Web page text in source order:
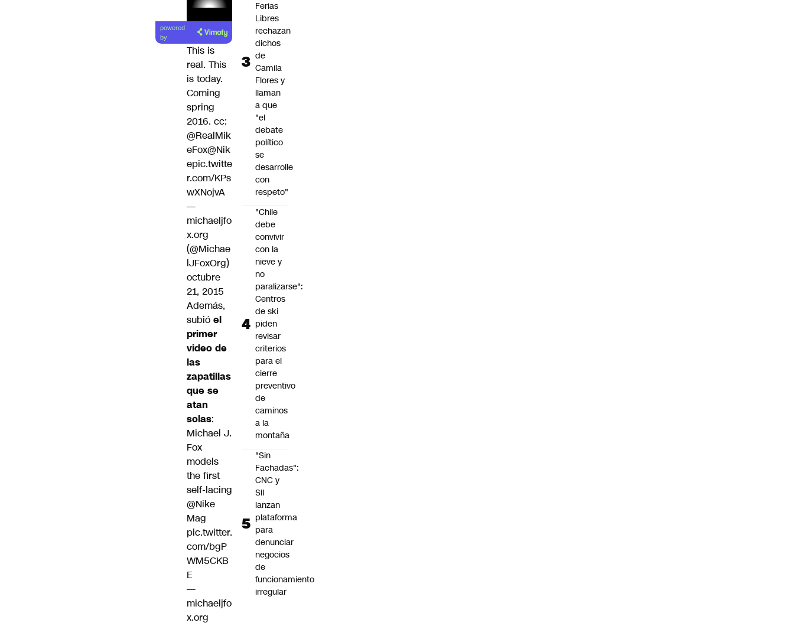
Lea el
artículo
powered
by
This is
real. This
is today.
Coming
spring
2016. cc:
@RealMik
eFox@Nik
epic.twitte
r.com/KPs
wXNojvA
—
michaeljfo
x.org
(@Michae
lJFoxOrg)
octubre
21, 2015
Además,
subió el
primer
video de
las
zapatillas
que se
atan
solas:
Michael J.
Fox
models
the first
self-lacing
@Nike
Mag
pic.twitter.
com/bgP
WM5CKB
E
—
michaeljfo
x.org
Ferias
Libres
rechazan
dichos
de
Camila
Flores y
llaman
a que
"el
debate
político
se
desarrolle
con
respeto"
"Chile
debe
convivir
con la
nieve y
no
paralizarse":
Centros
de ski
piden
revisar
criterios
para el
cierre
preventivo
de
caminos
a la
montaña
"Sin
Fachadas":
CNC y
SII
lanzan
plataforma
para
denunciar
negocios
de
funcionamiento
irregular